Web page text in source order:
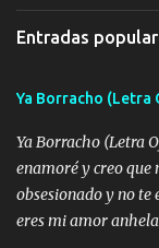
miraban trabajando
familia que nunca
mi esposa no se
tumbaron
que estaban muy
enfiesto me gusta
responsable hay
me cuida de las
Entradas
Ya Borracho (Letra
Ya Borracho (Letra
enamoré y creo que
obsesionado y no te
eres mi amor